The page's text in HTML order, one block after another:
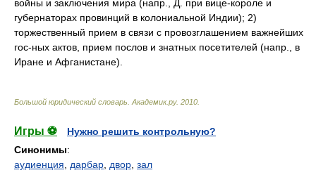
войны и заключения мира (напр., Д. при вице-короле и
губернаторах провинций в колониальной Индии); 2)
торжественный прием в связи с провозглашением важнейших
гос-ных актов, прием послов и знатных посетителей (напр., в
Иране и Афганистане).
Большой юридический словарь Академик.ру. 2010
Игры ⚽
Нужно решить контрольную?
Синонимы:
аудиенция
дарбар двор зал